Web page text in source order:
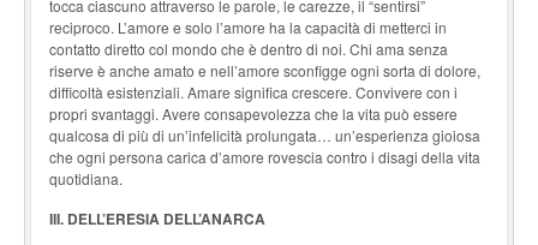
tocca ciascuno attraverso le parole, le carezze, il “sentirsi”
reciproco. L’amore e solo l’amore ha la capacità di metterci in
contatto diretto col mondo che è dentro di noi. Chi ama senza
riserve è anche amato e nell’amore sconfigge ogni sorta di dolore,
difficoltà esistenziali. Amare significa crescere. Convivere con i
propri svantaggi. Avere consapevolezza che la vita può essere
qualcosa di più di un’infelicità prolungata… un’esperienza gioiosa
che ogni persona carica d’amore rovescia contro i disagi della vita
quotidiana.
III. DELL’ERESIA DELL’ANARCA